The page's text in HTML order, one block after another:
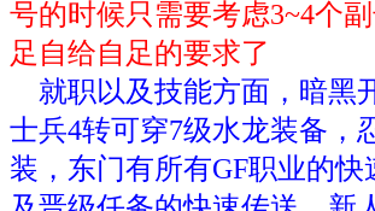
号的时候只需要考虑3~4个
足自给自足的要求了
就职以及技能方面，暗黑
士兵4转可穿7级水龙装备，
装，东门有所有GF职业的快